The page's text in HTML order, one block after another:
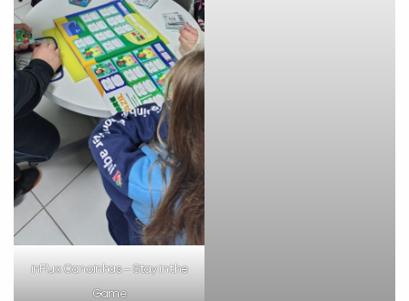
inFlux Canoinhas – Stay in the
Game
VOLTAR